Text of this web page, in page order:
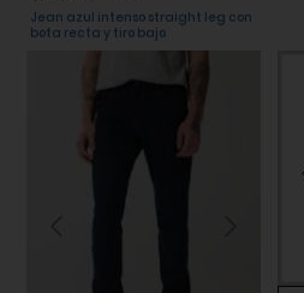
Jean azul intenso straight leg con
bota recta y tiro bajo